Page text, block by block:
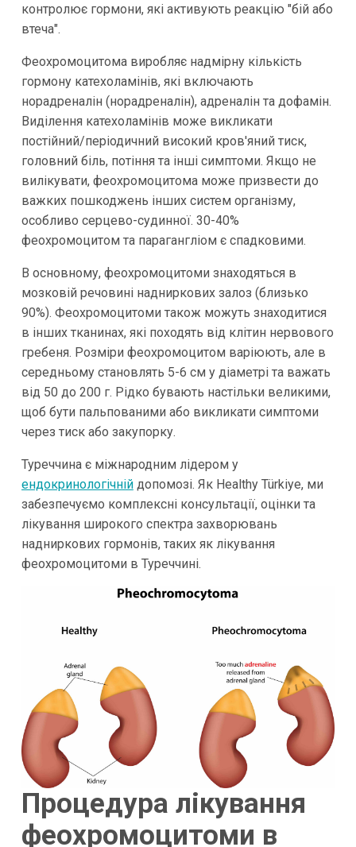
контролює гормони, які активують реакцію "бій або
втеча".
Феохромоцитома виробляє надмірну кількість
гормону катехоламінів, які включають
норадреналін (норадреналін), адреналін та дофамін.
Виділення катехоламінів може викликати
постійний/періодичний високий кров'яний тиск,
головний біль, потіння та інші симптоми. Якщо не
вилікувати, феохромоцитома може призвести до
важких пошкоджень інших систем організму,
особливо серцево-судинної. 30-40%
феохромоцитом та парагангліом є спадковими.
В основному, феохромоцитоми знаходяться в
мозковій речовині надниркових залоз (близько
90%). Феохромоцитоми також можуть знаходитися
в інших тканинах, які походять від клітин нервового
гребеня. Розміри феохромоцитом варіюють, але в
середньому становлять 5-6 см у діаметрі та важать
від 50 до 200 г. Рідко бувають настільки великими,
щоб бути пальпованими або викликати симптоми
через тиск або закупорку.
Туреччина є міжнародним лідером у
ендокринологічнійдопомозі. Як Healthy Türkiye, ми
забезпечуємо комплексні консультації, оцінки та
лікування широкого спектра захворювань
надниркових гормонів, таких як лікування
феохромоцитоми в Туреччині.
Процедура лікування
феохромоцитоми в